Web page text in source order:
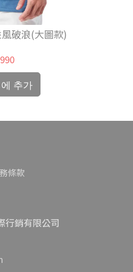
破浪(大圖款)
추가
條款
行銷有限公司